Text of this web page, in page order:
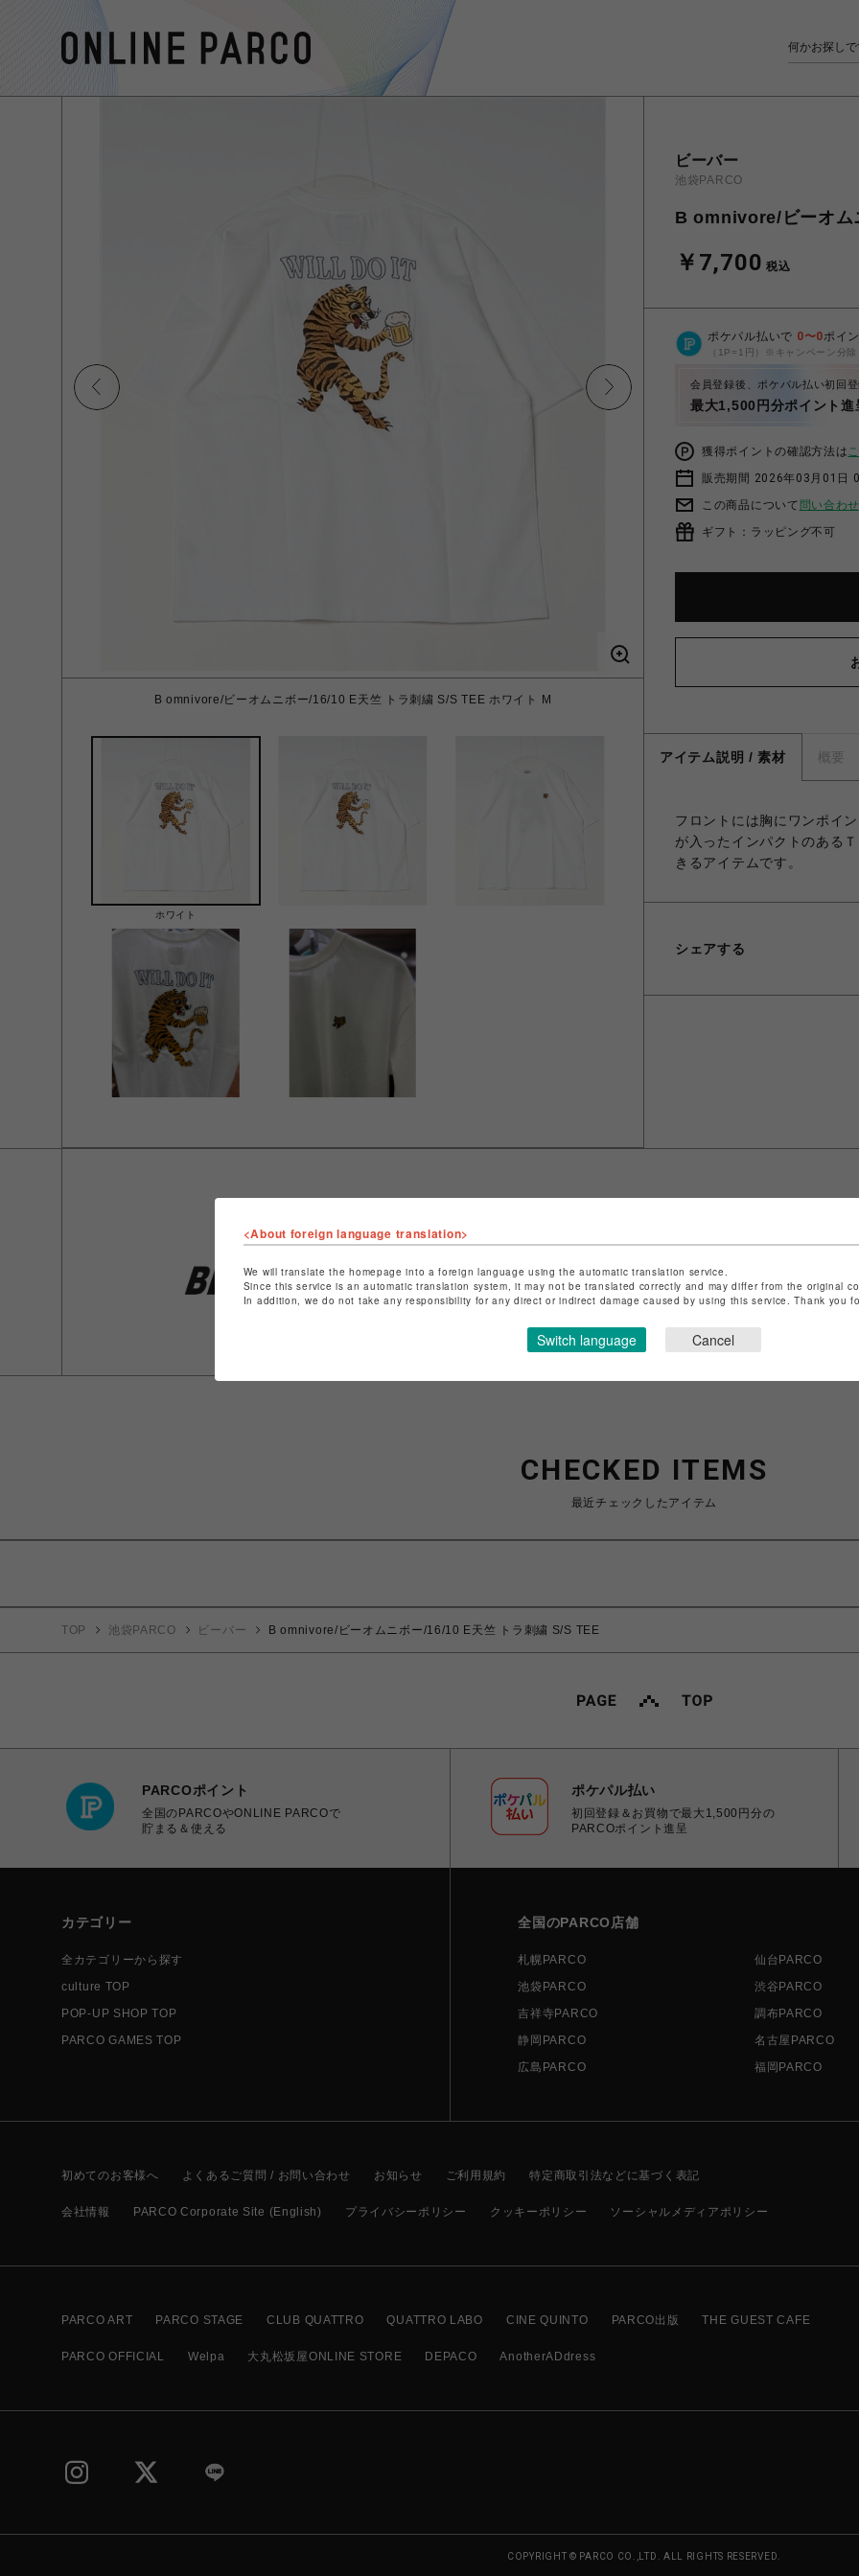
B omnivore/ビーオムニボー/16/10 E天竺 トラ刺繍 S/S TEE ホワイト M
ホワイト
ビーバー
池袋PARCO
B omnivore/ビーオム
￥7,700 税込
ポケパル払いで 0〜0ポイ
（1P=1円）※キャンペーン分除
会員登録後、ポケパル払い初回
最大1,500円分ポイント進
獲得ポイントの確認方法は
販売期間 2026年03月01日
この商品について 問い合わ
ギフト：ラッピング不可
アイテム説明 / 素材 概要
フロントには胸にワンポイ
が入ったインパクトのある
きるアイテムです。
シェアする
ショップ名
特定商取引法など法令に基づく表記はこちら
ショップお問い合わせはこちら
CHECKED ITEMS
最近チェックしたアイテム
TOP 池袋PARCO ビーバー B omnivore/ビーオムニボー/16/10 E天竺 トラ刺繍 S/S TEE
PARCOポイント
全国のPARCOやONLINE PARCOで
貯まる＆使える
ポケパル払い
初回登録＆お買物で最大1,500円分の
PARCOポイント進呈
カテゴリー
全カテゴリーから探す
culture TOP
POP-UP SHOP TOP
PARCO GAMES TOP
全国のPARCO店舗
札幌PARCO 仙台PARCO
池袋PARCO
渋谷PARCO
吉祥寺PARCO
調布PARCO
静岡PARCO
名古屋PARCO
広島PARCO
福岡PARCO
初めてのお客様へ よくあるご質問 / お問い合わせ お知らせ ご利用規約 特定商取引法などに基づく表記
会社情報 PARCO Corporate Site (English) プライバシーポリシー クッキーポリシー ソーシャルメディアポリシー
PARCO ART PARCO STAGE CLUB QUATTRO QUATTRO LABO CINE QUINTO PARCO出版 THE GUEST CAFE
PARCO OFFICIAL Welpa 大丸松坂屋ONLINE STORE DEPACO AnotherADdress
COPYRIGHT © PARCO CO.,LTD. ALL RIGHTS RESERVED.
<About foreign language translation>
We will translate the homepage into a foreign language using the automatic translation service.
Since this service is an automatic translation system, it may not be translated correctly and may differ from the original
In addition, we do not take any responsibility for any direct or indirect damage caused by using this service. Thank you
Switch language Cancel